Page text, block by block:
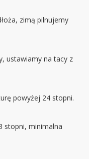
zimą pilnujemy
ustawiamy na tacy z
powyżej 24 stopni.
stopni, minimalna